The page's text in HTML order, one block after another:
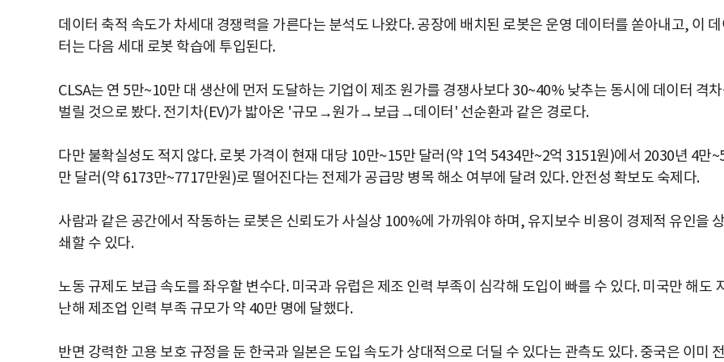
데이터 축적 속도가 차세대 경쟁력을 가른다는 분석도 나왔다. 공장에 배치된 로봇은 운영 데이터를 쏟아내고, 이 데
터는 다음 세대 로봇 학습에 투입된다.
CLSA는 연 5만~10만 대 생산에 먼저 도달하는 기업이 제조 원가를 경쟁사보다 30~40% 낮추는 동시에 데이터 격
벌릴 것으로 봤다. 전기차(EV)가 밟아온 '규모→원가→보급→데이터' 선순환과 같은 경로다.
다만 불확실성도 적지 않다. 로봇 가격이 현재 대당 10만~15만 달러(약 1억 5434만~2억 3151원)에서 2030년 4만
만 달러(약 6173만~7717만원)로 떨어진다는 전제가 공급망 병목 해소 여부에 달려 있다. 안전성 확보도 숙제다.
사람과 같은 공간에서 작동하는 로봇은 신뢰도가 사실상 100%에 가까워야 하며, 유지보수 비용이 경제적 유인을 상
쇄할 수 있다.
노동 규제도 보급 속도를 좌우할 변수다. 미국과 유럽은 제조 인력 부족이 심각해 도입이 빠를 수 있다. 미국만 해도 지
난해 제조업 인력 부족 규모가 약 40만 명에 달했다.
반면 강력한 고용 보호 규정을 둔 한국과 일본은 도입 속도가 상대적으로 더딜 수 있다는 관측도 있다. 중국은 이미 전